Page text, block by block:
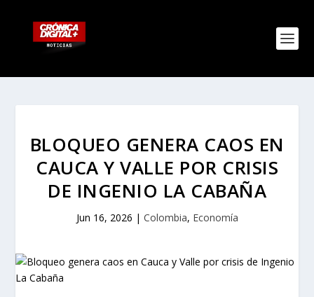
BLOQUEO GENERA CAOS EN
CAUCA Y VALLE POR CRISIS
DE INGENIO LA CABAÑA
Jun 16, 2026 | Colombia, Economía